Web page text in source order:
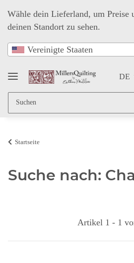
Wähle dein Lieferland, um Preise
deinen Standort zu sehen.
Vereinigte Staaten
DE
Startseite
Suche nach:
Artikel 1 - 1